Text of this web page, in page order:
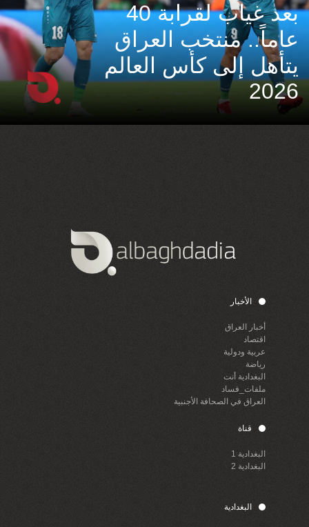
بعد غياب لقرابة 40
عاماً.. منتخب العراق
يتأهل إلى كأس العالم
2026
الأخبار
أخبار العراق
اقتصاد
عربية ودولية
رياضة
البغدادية أنت
ملفات_فساد
العراق في الصحافة الأجنبية
قناة
البغدادية 1
البغدادية 2
البغدادية